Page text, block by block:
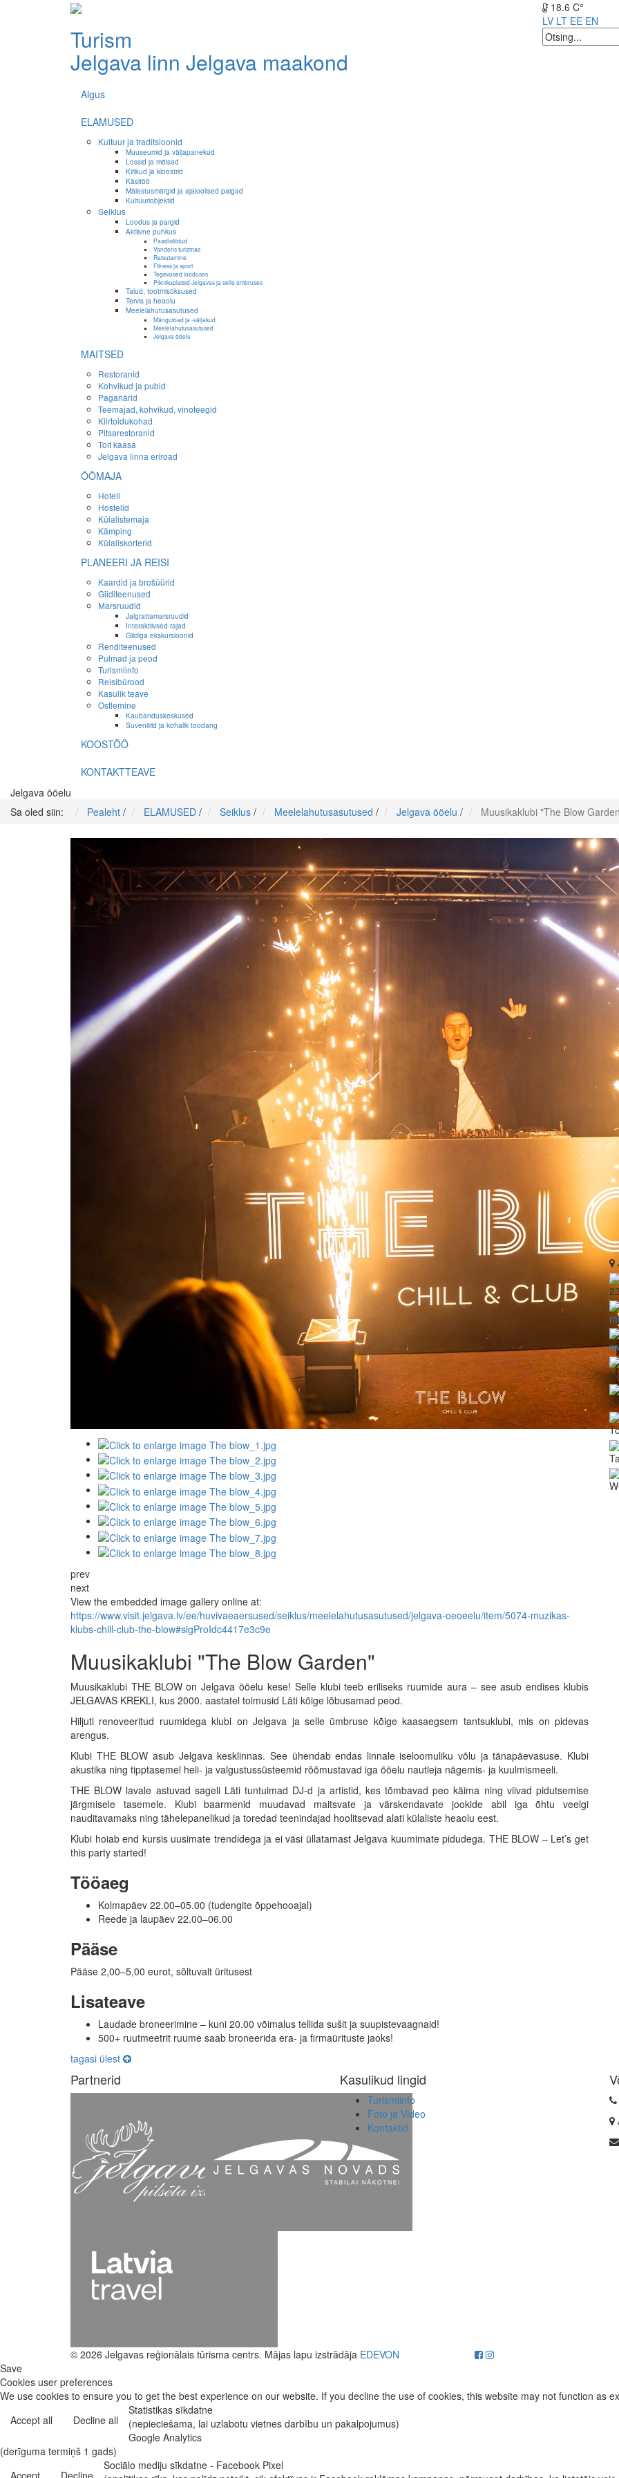
Turism
Jelgava linn Jelgava maakond
18.6 C°
LV LT EE EN
Algus
ELAMUSED
Kultuur ja traditsioonid
Muuseumid ja väljapanekud
Lossid ja mõisad
Kirikud ja kloostrid
Käsitöö
Mälestusmärgid ja ajaloolised paigad
Kultuuriobjektid
Seiklus
Loodus ja pargid
Aktiivne puhkus
Paadisõidud
Vandens turizmas
Ratsutamine
Fitness ja sport
Tegevused looduses
Piknikuplatsid Jelgavas ja selle ümbruses
Talud, tootmisüksused
Tervis ja heaolu
Meelelahutusasutused
Mängutoad ja -väljakud
Meelelahutusasutused
Jelgava ööelu
MAITSED
Restoranid
Kohvikud ja pubid
Pagariärid
Teemajad, kohvikud, vinoteegid
Kiirtoidukohad
Pitsarestoranid
Toit kaasa
Jelgava linna eriroad
ÖÖMAJA
Hotell
Hostelid
Külalistemaja
Kämping
Külaliskorterid
PLANEERI JA REISI
Kaardid ja brošüürid
Giiditeenused
Marsruudid
Jalgrattamarsruudid
Interaktiivsed rajad
Giidiga ekskursioonid
Renditeenused
Pulmad ja peod
Turismiinfo
Reisibürood
Kasulik teave
Ostlemine
Kaubanduskeskused
Suveniirid ja kohalik toodang
KOOSTÖÖ
KONTAKTTEAVE
Jelgava ööelu
Sa oled siin:
Pealeht / ELAMUSED / Seiklus / Meelelahutusasutused / Jelgava ööelu / Muusikaklubi "The Blow
prev
next
View the embedded image gallery online at:
https://www.visit.jelgava.lv/ee/huvivaeaersused/seiklus/meelelahutusasutused/jelgava-oeoeelu/item/5074-muzikas-
klubs-chill-club-the-blow#sigProIdc4417e3c9e
Muusikaklubi "The Blow Garden"
Muusikaklubi THE BLOW on Jelgava ööelu kese! Selle klubi teeb eriliseks ruumide aura – see asub endises klubis
JELGAVAS KREKLI, kus 2000. aastatel toimusid Läti kõige lõbusamad peod.
Hiljuti renoveeritud ruumidega klubi on Jelgava ja selle ümbruse kõige kaasaegsem tantsuklubi, mis on pidevas
arengus.
Klubi THE BLOW asub Jelgava kesklinnas. See ühendab endas linnale iseloomuliku võlu ja tänapäevasuse. Klubi
akustika ning tipptasemel heli- ja valgustussüsteemid rõõmustavad iga ööelu nautleja nägemis- ja kuulmismeeli.
THE BLOW lavale astuvad sageli Läti tuntuimad DJ-d ja artistid, kes tõmbavad peo käima ning viivad pidutsemise
järgmisele tasemele. Klubi baarmenid muudavad maitsvate ja värskendavate jookide abil iga õhtu veelgi
nauditavamaks ning tähelepanelikud ja toredad teenindajad hoolitsevad alati külaliste heaolu eest.
Klubi hoiab end kursis uusimate trendidega ja ei väsi üllatamast Jelgava kuumimate pidudega. THE BLOW – Let’s get
this party started!
Tööaeg
Kolmapäev 22.00–05.00 (tudengite õppehooajal)
Reede ja laupäev 22.00–06.00
Pääse
Pääse 2,00–5,00 eurot, sõltuvalt üritusest
Lisateave
Laudade broneerimine – kuni 20.00 võimalus tellida sušit ja suupistevaagnaid!
500+ ruutmeetrit ruume saab broneerida era- ja firmaürituste jaoks!
tagasi ülest
Partnerid Kasulikud lingid
Turismiinfo
Foto ja Video
Kontaktid
© 2026 Jelgavas reģionālais tūrisma centrs. Mājas lapu izstrādāja EDEVON
Save
Cookies user preferences
We use cookies to ensure you to get the best experience on our website. If you decline the use of cookies, this website may not function as
Accept all
Decline all
Statistikas sīkdatne
(nepieciešama, lai uzlabotu vietnes darbību un pakalpojumus)
Google Analytics
(derīguma termiņš 1 gads)
Accept
Decline
Sociālo mediju sīkdatne - Facebook Pixel